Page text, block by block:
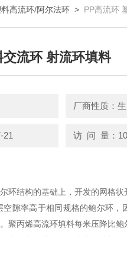
料高流环/阿尔法环 > PP高流环
流环 射流环填料
厂商性质：
21 访 问 量：
环结构的基础上，开发的网格
空隙率高于相同规格的鲍尔环，
聚丙烯高流环填料每米压降比鲍
上下交错排列，环中央用筋加强